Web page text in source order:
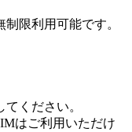
限利用可能です。
ください。
はご利用いただけ